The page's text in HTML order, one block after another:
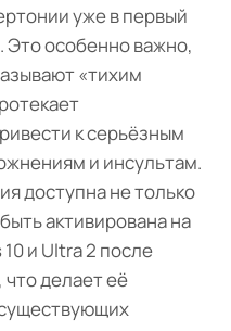
уже в первый
Это особенно важно,
«тихим
к серьёзным
и инсультам.
доступна не только
активирована на
и Ultra 2 после
делает её